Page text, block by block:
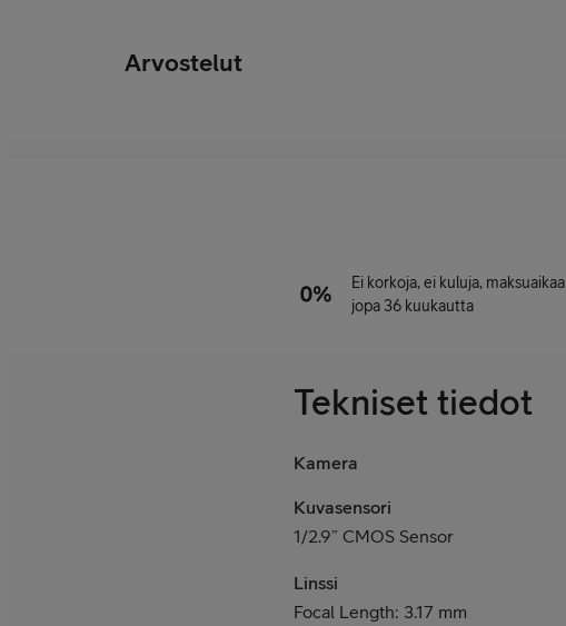
Arvostelut
Ei korkoja, ei kuluja, maksuaikaa
jopa 36 kuukautta
Tekniset tiedot
Kamera
Kuvasensori
1/2.9” CMOS Sensor
Linssi
Focal Length: 3.17 mm